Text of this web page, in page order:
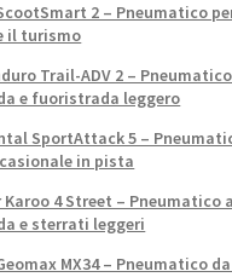
2 – Pneumatico
il turismo
Trail-ADV 2 –
e fuoristrada leggero
SportAttack 5 –
in pista
Karoo 4 Street – Pneumatico
e sterrati leggeri
MX34 – Pneumatico